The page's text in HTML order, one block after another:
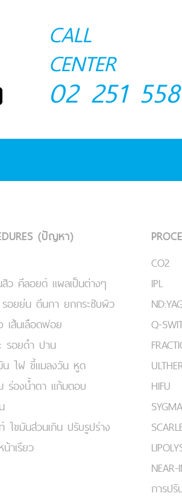
CALL
CENTER
02 251
(ปัญหา)
สิว คีลอยด์ แผลเป็นต่างๆ
อยย่น ตีนกา ยกกระชับผิว
เส้นเลือดฟอย
รอยดำ ปาน
น ไฝ ขี้แมลงวัน หูด
ร่องน้ำตา แก้มตอบ
ไขมันส่วนเกิน ปรับรูปร่าง
าเรียว
CO2
IPL
Q-
HIFU
NEAR-
การป